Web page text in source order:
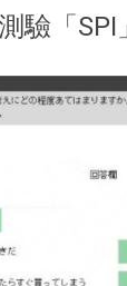
驗「